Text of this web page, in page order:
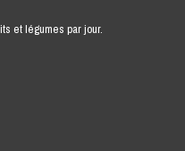
et légumes par jour.